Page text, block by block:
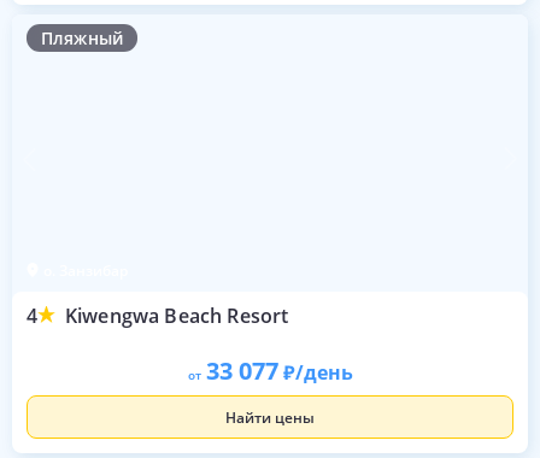
Пляжный
4 Kiwengwa Beach Resort
от 33 077 /день
Найти цены